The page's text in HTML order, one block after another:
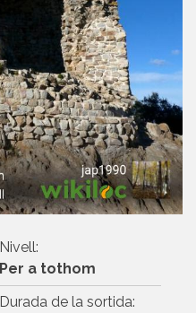
Nivell:
Per a tothom
Durada de la sortida: